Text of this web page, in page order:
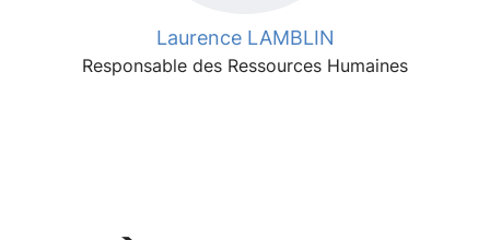
Laurence LAMBLIN
Responsable des Ressources Humaines